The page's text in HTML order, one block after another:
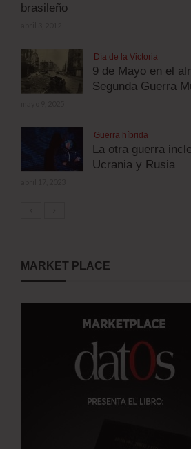
brasileño
Día de la Victoria
9 de Mayo en el
Segunda Guerra
Guerra híbrida
La otra guerra
Ucrania y Rusia
MARKET PLACE